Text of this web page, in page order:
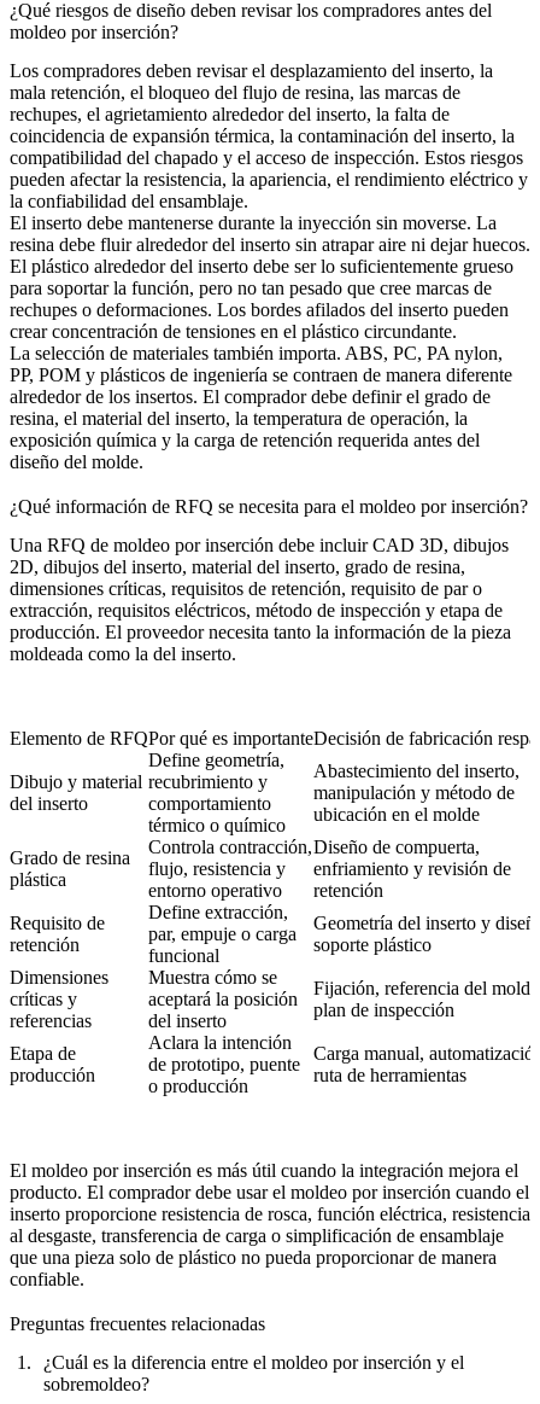
¿Qué riesgos de diseño deben revisar los compradores antes del
moldeo por inserción?
Los compradores deben revisar el desplazamiento del inserto, la
mala retención, el bloqueo del flujo de resina, las marcas de
rechupes, el agrietamiento alrededor del inserto, la falta de
coincidencia de expansión térmica, la contaminación del inserto, la
compatibilidad del chapado y el acceso de inspección. Estos riesgos
pueden afectar la resistencia, la apariencia, el rendimiento eléctrico y
la confiabilidad del ensamblaje.
El inserto debe mantenerse durante la inyección sin moverse. La
resina debe fluir alrededor del inserto sin atrapar aire ni dejar huecos.
El plástico alrededor del inserto debe ser lo suficientemente grueso
para soportar la función, pero no tan pesado que cree marcas de
rechupes o deformaciones. Los bordes afilados del inserto pueden
crear concentración de tensiones en el plástico circundante.
La selección de materiales también importa. ABS, PC, PA nylon,
PP, POM y plásticos de ingeniería se contraen de manera diferente
alrededor de los insertos. El comprador debe definir el grado de
resina, el material del inserto, la temperatura de operación, la
exposición química y la carga de retención requerida antes del
diseño del molde.
¿Qué información de RFQ se necesita para el moldeo por inserción?
Una RFQ de moldeo por inserción debe incluir CAD 3D, dibujos
2D, dibujos del inserto, material del inserto, grado de resina,
dimensiones críticas, requisitos de retención, requisito de par o
extracción, requisitos eléctricos, método de inspección y etapa de
producción. El proveedor necesita tanto la información de la pieza
moldeada como la del inserto.
Elemento de RFQPor qué es importanteDecisión de fabricación
Dibujo y material
del inserto
Define geometría,
recubrimiento y
comportamiento
térmico o químico
Abastecimiento del inserto,
manipulación y método de
ubicación en el molde
Grado de resina
plástica
Controla contracción,
flujo, resistencia y
entorno operativo
Diseño de compuerta,
enfriamiento y revisión de
retención
Requisito de
retención
Define extracción,
par, empuje o carga
funcional
Geometría del inserto y
soporte plástico
Dimensiones
críticas y
referencias
Muestra cómo se
aceptará la posición
del inserto
Fijación, referencia del
plan de inspección
Etapa de
producción
Aclara la intención
de prototipo, puente
o producción
Carga manual,
ruta de herramientas
El moldeo por inserción es más útil cuando la integración mejora el
producto. El comprador debe usar el moldeo por inserción cuando el
inserto proporcione resistencia de rosca, función eléctrica, resistencia
al desgaste, transferencia de carga o simplificación de ensamblaje
que una pieza solo de plástico no pueda proporcionar de manera
confiable.
Preguntas frecuentes relacionadas
¿Cuál es la diferencia entre el moldeo por inserción y el
sobremoldeo?